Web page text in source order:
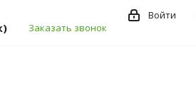
Войти
Заказать звонок